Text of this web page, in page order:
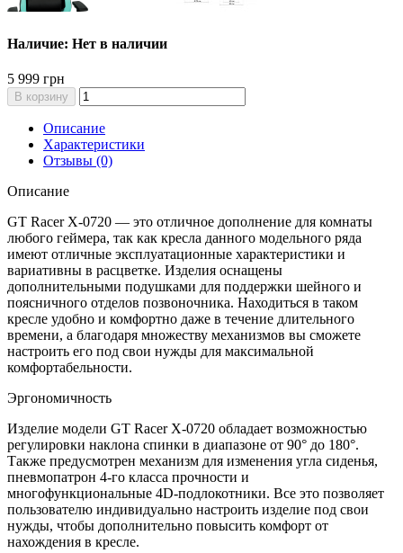
Наличие: Нет в наличии
5 999 грн
В корзину
Описание
Характеристики
Отзывы (0)
Описание
GT Racer X-0720 — это отличное дополнение для комнаты
любого геймера, так как кресла данного модельного ряда
имеют отличные эксплуатационные характеристики и
вариативны в расцветке. Изделия оснащены
дополнительными подушками для поддержки шейного и
поясничного отделов позвоночника. Находиться в таком
кресле удобно и комфортно даже в течение длительного
времени, а благодаря множеству механизмов вы сможете
настроить его под свои нужды для максимальной
комфортабельности.
Эргономичность
Изделие модели GT Racer X-0720 обладает возможностью
регулировки наклона спинки в диапазоне от 90° до 180°.
Также предусмотрен механизм для изменения угла сиденья,
пневмопатрон 4-го класса прочности и
многофункциональные 4D-подлокотники. Все это позволяет
пользователю индивидуально настроить изделие под свои
нужды, чтобы дополнительно повысить комфорт от
нахождения в кресле.